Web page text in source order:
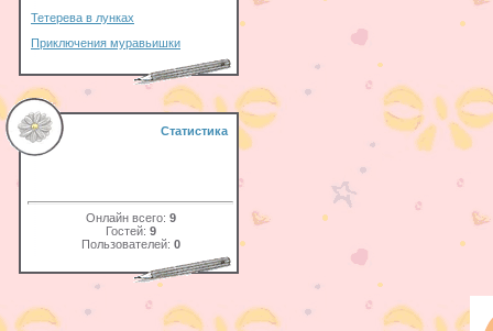
Тетерева в лунках
Приключения муравьишки
Статистика
Онлайн всего: 9
Гостей: 9
Пользователей: 0